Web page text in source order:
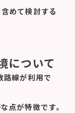
めて検討する
について
路線が利用で
点が特徴です。